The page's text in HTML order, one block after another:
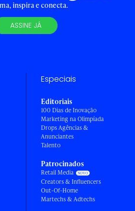
inspira e conecta.
ASSINE JÁ
Especiais
Editoriais
100 Dias de Inovação
Marketing na Olimpíada
Drops Agências &
Anunciantes
Talento
Patrocinados
Retail Media
Creators & Influencers
Out-Of-Home
Martechs & Adtechs